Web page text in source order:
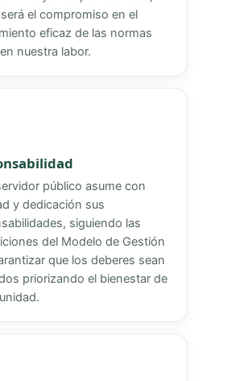
el compromiso en el
eficaz de las normas
nuestra labor.
público asume con
y dedicación sus
siguiendo las
del Modelo de Gestión
que los deberes sean
priorizando el bienestar de